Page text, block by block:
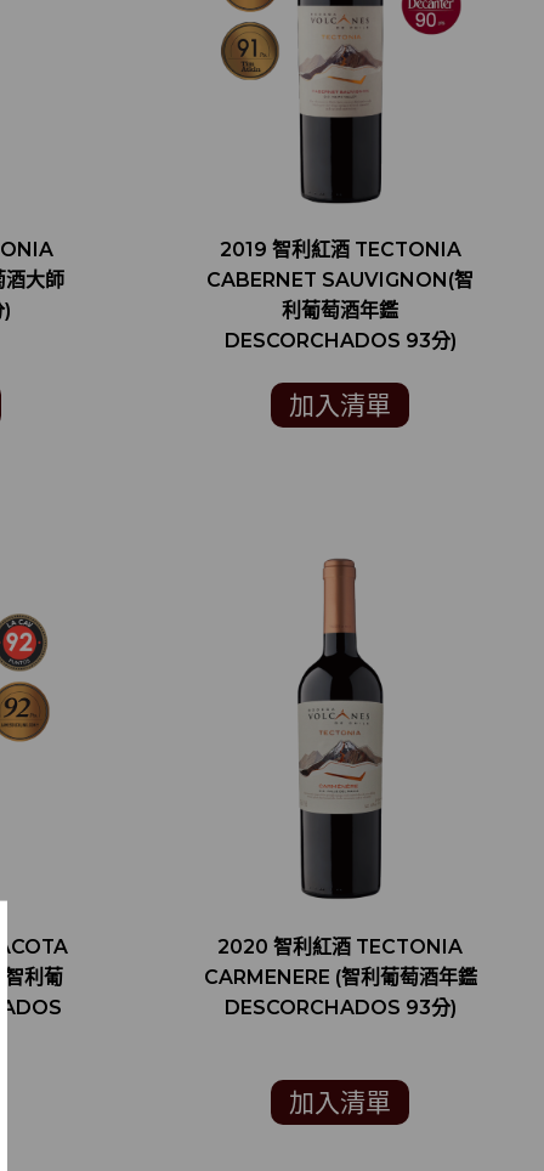
大師
2019 智利紅酒 TECTONIA
CABERNET SAUVIGNON(智
利葡萄酒年鑑
DESCORCHADOS 93分)
加入清單
利葡
2020 智利紅酒 TECTONIA
CARMENERE (智利葡萄酒年鑑
DESCORCHADOS 93分)
加入清單